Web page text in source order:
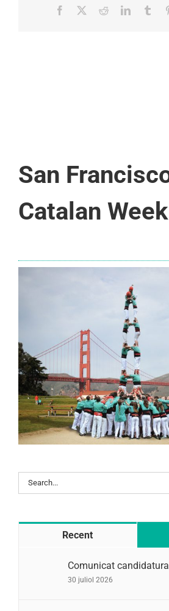
Facebook RedditLinkedIn
San
Catalan Week
Search
for:
Recent
Comunicat candidatura
30 juliol 2026